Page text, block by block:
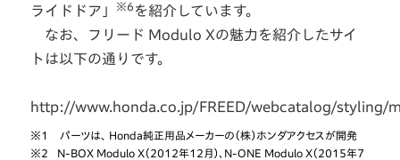
ライドドア」
※6 を紹介しています。
なお、フリード Modulo Xの魅力を紹介したサイ
トは以下の通りです。
http://www.honda.co.jp/FREED/webcatalog/styling/
※1
パーツは、 Honda純正用品メーカーの（株）ホンダアクセスが開発
※2
N-BOX Modulo X（2012年12月）、N-ONE Modulo X（2015年7